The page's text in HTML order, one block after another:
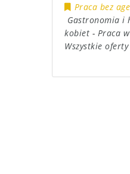
Praca bez
Gastronomia i
kobiet - Praca
Wszystkie oferty